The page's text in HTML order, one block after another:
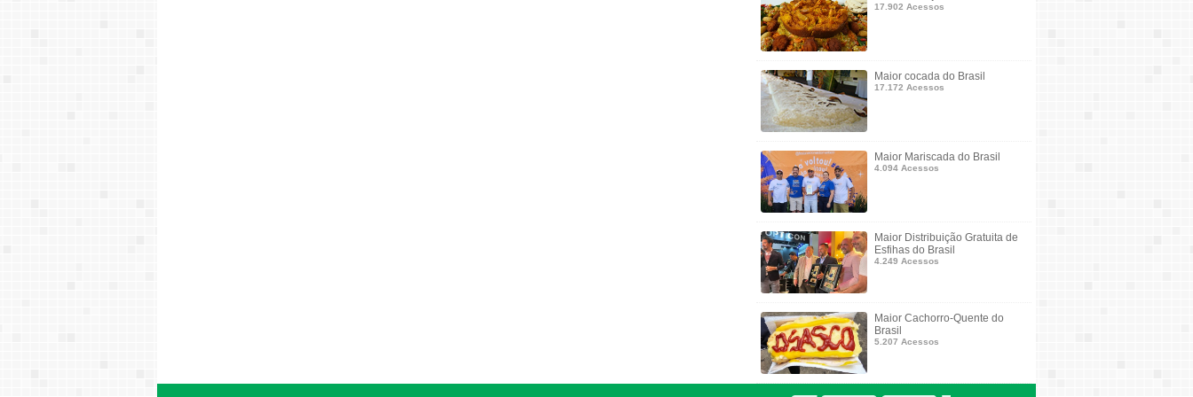
17.902 Acessos
Maior cocada do Brasil
17.172 Acessos
Maior Mariscada do Brasil
4.094 Acessos
Maior Distribuição Gratuita de
Esfihas do Brasil
4.249 Acessos
Maior Cachorro-Quente do
Brasil
5.207 Acessos